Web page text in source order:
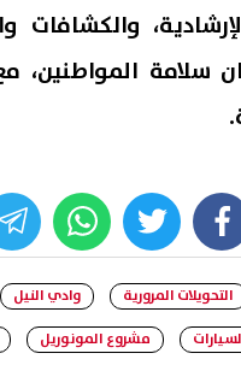
سلامة المواطنين،
facebook
twitter
whats
التحويلات المرورية وادي النيل
مشروع المونوريل